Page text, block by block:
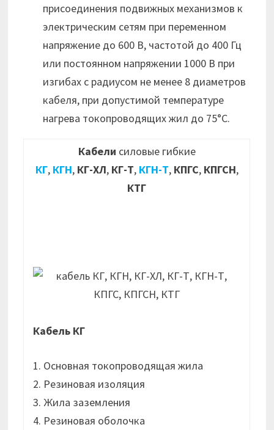
присоединения подвижных механизмов к
электрическим сетям при переменном
напряжение до 600 В, частотой до 400 Гц
или постоянном напряжении 1000 В при
изгибах с радиусом не менее 8 диаметров
кабеля, при допустимой температуре
нагрева токопроводящих жил до 75°С.
Кабели силовые гибкие
КГ, КГН, КГ-ХЛ, КГ-Т, КГН-Т, КПГС, КПГСН,
КТГ
Кабель КГ
1. Основная токопроводящая жила
2. Резиновая изоляция
3. Жила заземления
4. Резиновая оболочка